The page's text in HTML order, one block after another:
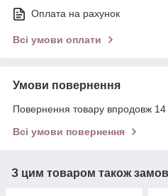
Оплата на рахунок
Всі умови оплати
Умови повернення
Повернення товару впродовж 14
Всі умови повернення
З цим товаром також